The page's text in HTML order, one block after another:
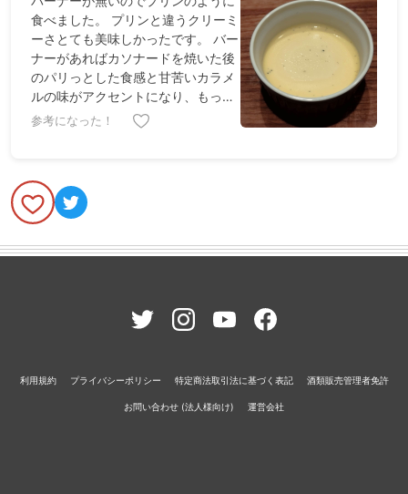
食べました。 プリンと違うクリーミ
ーさとても美味しかったです。 バー
ナーがあればカソナードを焼いた後
のパリっとした食感と甘苦いカラメ
ルの味がアクセントになり、もっと
美味しいだろうと想像してしまいま
参考になった！
利用規約 プライバシーポリシー 特定商法取引法に基づく表記 酒類販売管理者免許
お問い合わせ (法人様向け) 運営会社